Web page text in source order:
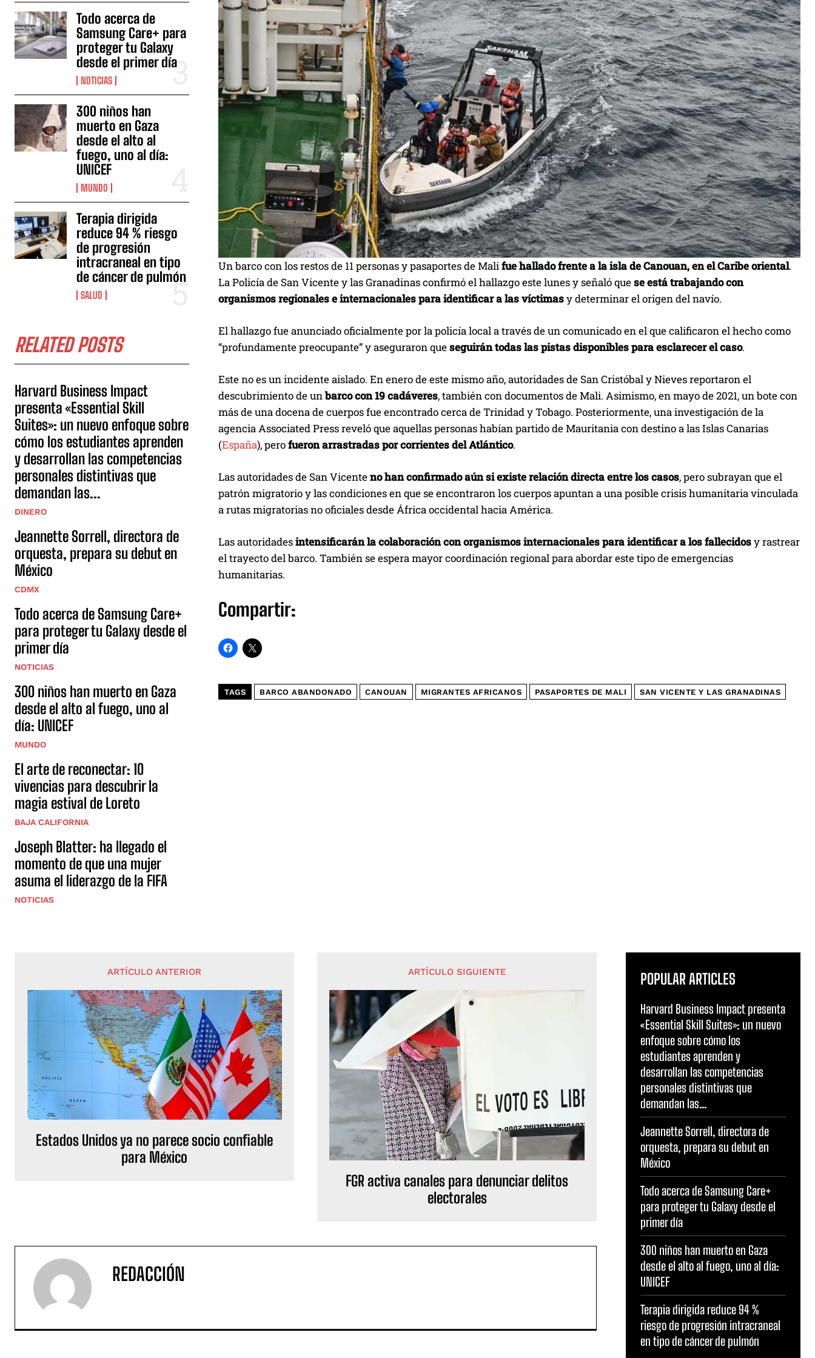
Todo acerca de
Samsung Care+ para
proteger tu Galaxy
desde el primer día
NOTICIAS
300 niños han
muerto en Gaza
desde el alto al
fuego, uno al día:
UNICEF
MUNDO
Terapia dirigida
reduce 94 % riesgo
de progresión
intracraneal en tipo
de cáncer de pulmón
SALUD
RELATED POSTS
Harvard Business Impact
presenta «Essential Skill
Suites»: un nuevo enfoque sobre
cómo los estudiantes aprenden
y desarrollan las competencias
personales distintivas que
demandan las...
DINERO
Jeannette Sorrell, directora de
orquesta, prepara su debut en
México
CDMX
Todo acerca de Samsung Care+
para proteger tu Galaxy desde el
primer día
NOTICIAS
300 niños han muerto en Gaza
desde el alto al fuego, uno al
día: UNICEF
MUNDO
El arte de reconectar: 10
vivencias para descubrir la
magia estival de Loreto
BAJA CALIFORNIA
Joseph Blatter: ha llegado el
momento de que una mujer
asuma el liderazgo de la FIFA
NOTICIAS
Un barco con los restos de 11 personas y pasaportes de Malifue hallado frente a la isla de Canouan, en el Caribe oriental.
La Policía de San Vicente y las Granadinas confirmó el hallazgo este lunes y señaló quese está trabajando con
organismos regionales e internacionales para identificar a las víctimasy determinar el origen del navío.
El hallazgo fue anunciado oficialmente por la policía local a través de un comunicado en el que calificaron el hecho como
“profundamente preocupante” y aseguraron queseguirán todas las pistas disponibles para esclarecer el caso.
Este no es un incidente aislado. En enero de este mismo año, autoridades de San Cristóbal y Nieves reportaron el
descubrimiento de unbarco con 19 cadáveres, también con documentos de Mali. Asimismo, en mayo de 2021, un bote con
más de una docena de cuerpos fue encontrado cerca de Trinidad y Tobago. Posteriormente, una investigación de la
agencia Associated Press reveló que aquellas personas habían partido de Mauritania con destino a las Islas Canarias
(España), perofueron arrastradas por corrientes del Atlántico.
Las autoridades de San Vicenteno han confirmado aún si existe relación directa entre los casos, pero subrayan que el
patrón migratorio y las condiciones en que se encontraron los cuerpos apuntan a una posible crisis humanitaria vinculada
a rutas migratorias no oficiales desde África occidental hacia América.
Las autoridadesintensificarán la colaboración con organismos internacionales para identificar a los fallecidosy rastrear
el trayecto del barco. También se espera mayor coordinación regional para abordar este tipo de emergencias
humanitarias.
Compartir:
TAGS BARCO ABANDONADO CANOUAN MIGRANTES AFRICANOS PASAPORTES DE MALI SAN VICENTE Y LAS GRANADINAS
ARTÍCULO ANTERIOR
Estados Unidos ya no parece socio confiable
para México
ARTÍCULO SIGUIENTE
FGR activa canales para denunciar delitos
electorales
REDACCIÓN
POPULAR ARTICLES
Harvard Business Impact presenta
«Essential Skill Suites»: un nuevo
enfoque sobre cómo los
estudiantes aprenden y
desarrollan las competencias
personales distintivas que
demandan las...
Jeannette Sorrell, directora de
orquesta, prepara su debut en
México
Todo acerca de Samsung Care+
para proteger tu Galaxy desde el
primer día
300 niños han muerto en Gaza
desde el alto al fuego, uno al día:
UNICEF
Terapia dirigida reduce 94 %
riesgo de progresión intracraneal
en tipo de cáncer de pulmón